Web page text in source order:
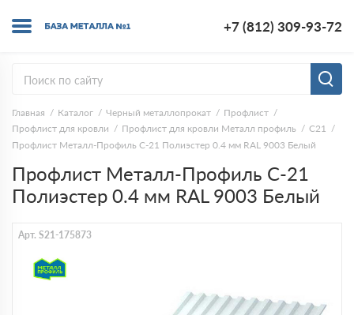
+7 (812) 309-93-72
Главная Каталог Черный металлопрокат
Профлист
Профлист для кровли
Профлист для кровли Металл профиль
С21
Профлист Металл-Профиль С-21 Полиэстер 0.4 мм RAL 9003 Белый
Профлист Металл-Профиль С-21
Полиэстер 0.4 мм RAL 9003 Белый
Арт. S21-175873